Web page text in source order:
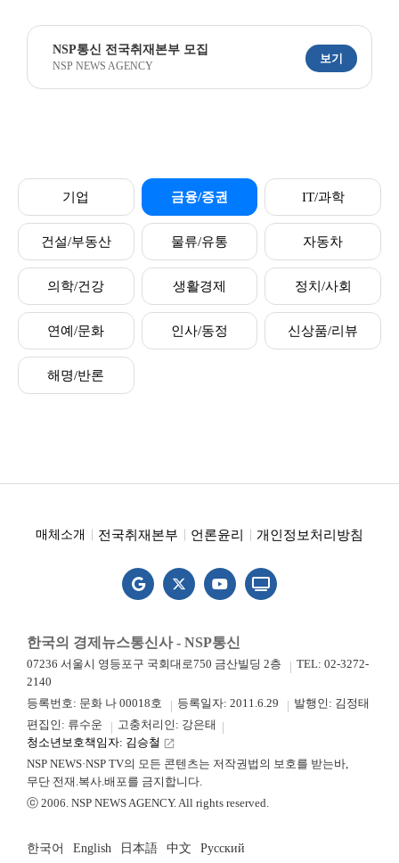
NSP통신 전국취재본부 모집
NSP NEWS AGENCY
보기
기업 금융/증권 IT/과학
건설/부동산 물류/유통 자동차
의학/건강 생활경제 정치/사회
연예/문화 인사/동정 신상품/리뷰
해명/반론
매체소개 전국취재본부 언론윤리 개인정보처리방침
한국의 경제뉴스통신사 - NSP통신
07236 서울시 영등포구 국회대로750 금산빌딩 2층
TEL: 02-3272-
2140
등록번호: 문화 나 00018호
등록일자: 2011.6.29
발행인: 김정태
편집인: 류수운
고충처리인: 강은태
청소년보호책임자: 김승철 launch
NSP NEWS·NSP TV의 모든 콘텐츠는 저작권법의 보호를 받는바,
무단 전재.복사.배포를 금지합니다.
ⓒ 2006. NSP NEWS AGENCY. All rights reserved.
한국어 English 日本語 中文 Русский